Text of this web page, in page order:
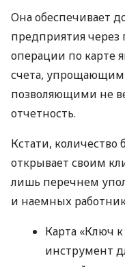
Она обеспечивает
предприятия через
операции по карте
счета,
позволяющими не
отчетность.
Кстати, количество
открывает своим
лишь перечнем
и наемных
Карта «Ключ
инструмент